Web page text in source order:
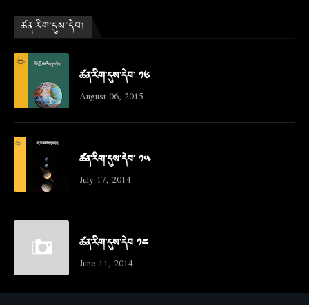
ཚན་རིག་དུས་དེབ།
ཚན་རིག་དུས་དེབ་ ༡༦
August 06, 2015
ཚན་རིག་དུས་དེབ་ ༡༥
July 17, 2014
ཚན་རིག་དུས་དེབ ༡༤
June 11, 2014